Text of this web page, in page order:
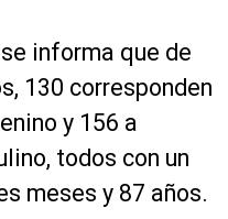
informa que de
130 corresponden
y 156 a
todos con un
meses y 87 años.